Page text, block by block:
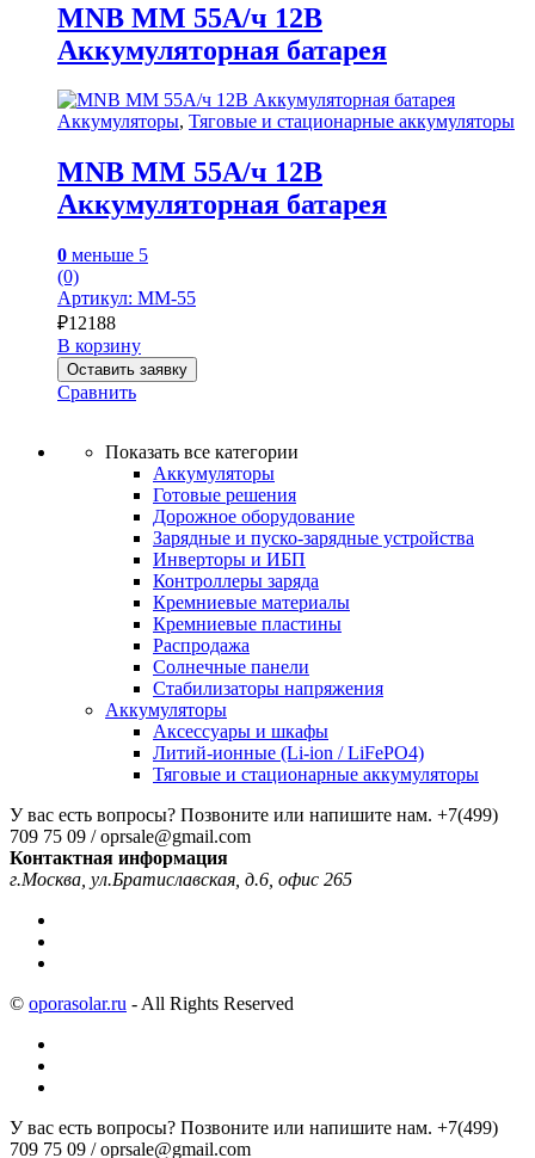
MNB MM 55А/ч 12В
Аккумуляторная батарея
Аккумуляторы, Тяговые и стационарные аккумуляторы
MNB MM 55А/ч 12В
Аккумуляторная батарея
0 меньше 5
(0)
Артикул: MM-55
₽12188
В корзину
Оставить заявку
Сравнить
Показать все категории
Аккумуляторы
Готовые решения
Дорожное оборудование
Зарядные и пуско-зарядные устройства
Инверторы и ИБП
Контроллеры заряда
Кремниевые материалы
Кремниевые пластины
Распродажа
Солнечные панели
Стабилизаторы напряжения
Аккумуляторы
Аксессуары и шкафы
Литий-ионные (Li-ion / LiFePO4)
Тяговые и стационарные аккумуляторы
У вас есть вопросы? Позвоните или напишите нам. +7(499)
709 75 09 / oprsale@gmail.com
Контактная информация
г.Москва, ул.Братиславская, д.6, офис 265
© oporasolar.ru - All Rights Reserved
У вас есть вопросы? Позвоните или напишите нам. +7(499)
709 75 09 / oprsale@gmail.com